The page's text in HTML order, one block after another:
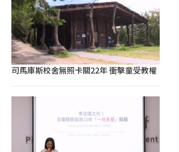
司馬庫斯校舍無照卡關22年 衝擊童受教權